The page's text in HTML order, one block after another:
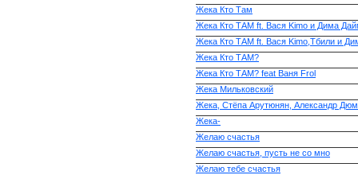
Жека Кто Там
Жека Кто ТАМ ft. Вася Kimo и Дима
Жека Кто ТАМ ft. Вася Kimo,Тбили и
Жека Кто ТАМ?
Жека Кто ТАМ? feat Ваня Frol
Жека Мильковский
Жека, Стёпа Арутюнян, Александр
Жека-
Желаю счастья
Желаю счастья, пусть не со мно
Желаю тебе счастья